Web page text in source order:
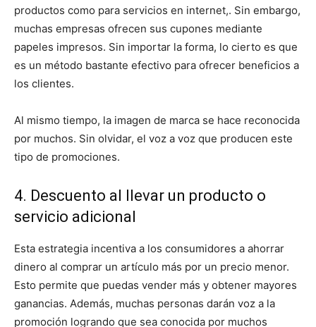
productos como para servicios en internet,. Sin embargo,
muchas empresas ofrecen sus cupones mediante
papeles impresos. Sin importar la forma, lo cierto es que
es un método bastante efectivo para ofrecer beneficios a
los clientes.
Al mismo tiempo, la imagen de marca se hace reconocida
por muchos. Sin olvidar, el voz a voz que producen este
tipo de promociones.
4. Descuento al llevar un producto o
servicio adicional
Esta estrategia incentiva a los consumidores a ahorrar
dinero al comprar un artículo más por un precio menor.
Esto permite que puedas vender más y obtener mayores
ganancias. Además, muchas personas darán voz a la
promoción logrando que sea conocida por muchos